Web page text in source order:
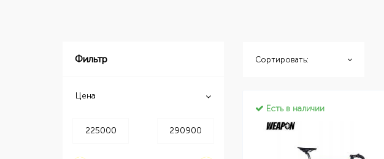
Фильтр
Цена
Сортировать:
Есть в наличии